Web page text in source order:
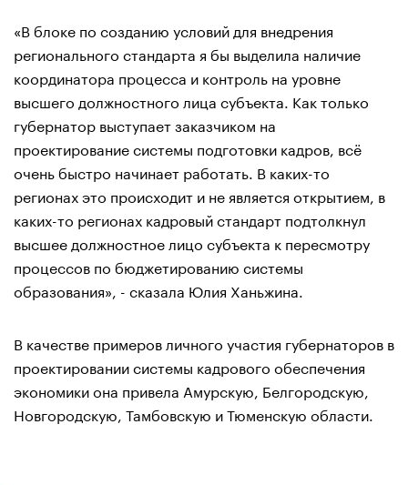
«В блоке по созданию условий для внедрения
регионального стандарта я бы выделила наличие
координатора процесса и контроль на уровне
высшего должностного лица субъекта. Как только
губернатор выступает заказчиком на
проектирование системы подготовки кадров, всё
очень быстро начинает работать. В каких-то
регионах это происходит и не является открытием, в
каких-то регионах кадровый стандарт подтолкнул
высшее должностное лицо субъекта к пересмотру
процессов по бюджетированию системы
образования», - сказала Юлия Ханьжина.
В качестве примеров личного участия губернаторов в
проектировании системы кадрового обеспечения
экономики она привела Амурскую, Белгородскую,
Новгородскую, Тамбовскую и Тюменскую области.